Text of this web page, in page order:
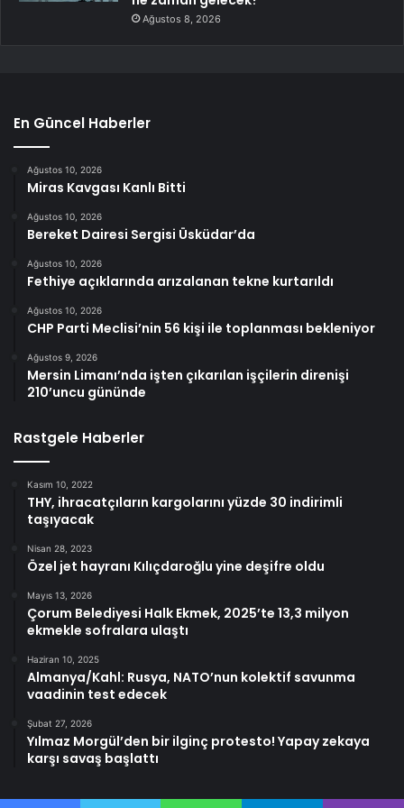
Ağustos 8, 2026
En Güncel Haberler
Ağustos 10, 2026
Miras Kavgası Kanlı Bitti
Ağustos 10, 2026
Bereket Dairesi Sergisi Üsküdar’da
Ağustos 10, 2026
Fethiye açıklarında arızalanan tekne kurtarıldı
Ağustos 10, 2026
CHP Parti Meclisi’nin 56 kişi ile toplanması bekleniyor
Ağustos 9, 2026
Mersin Limanı’nda işten çıkarılan işçilerin direnişi
210’uncu gününde
Rastgele Haberler
Kasım 10, 2022
THY, ihracatçıların kargolarını yüzde 30 indirimli
taşıyacak
Nisan 28, 2023
Özel jet hayranı Kılıçdaroğlu yine deşifre oldu
Mayıs 13, 2026
Çorum Belediyesi Halk Ekmek, 2025’te 13,3 milyon
ekmekle sofralara ulaştı
Haziran 10, 2025
Almanya/Kahl: Rusya, NATO’nun kolektif savunma
vaadinin test edecek
Şubat 27, 2026
Yılmaz Morgül’den bir ilginç protesto! Yapay zekaya
karşı savaş başlattı